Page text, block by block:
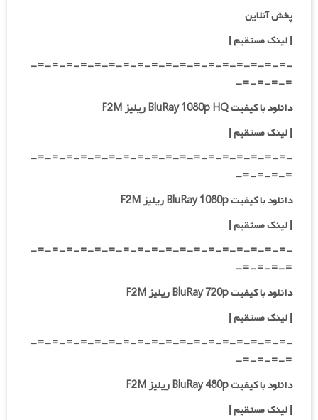
پخش آنلاین
| لینک مستقیم|
-=-=-=-=-=-=-=-=-=-=-=-=-=-=-=-=-=-=-
=-=-=-=-
دانلود با کیفیت BluRay 1080p HQ ریلیز F2M
|لینک مستقیم|
-=-=-=-=-=-=-=-=-=-=-=-=-=-=-=-=-=-=-
=-=-=-=-
دانلود با کیفیت BluRay 1080p ریلیز F2M
|لینک مستقیم|
-=-=-=-=-=-=-=-=-=-=-=-=-=-=-=-=-=-=-
=-=-=-=-
دانلود با کیفیت BluRay 720p ریلیز F2M
| لینک مستقیم|
-=-=-=-=-=-=-=-=-=-=-=-=-=-=-=-=-=-=-
=-=-=-=-
دانلود با کیفیت BluRay 480p ریلیز F2M
| لینک مستقیم|